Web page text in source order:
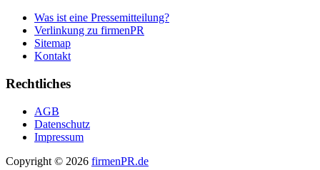
Was ist eine Pressemitteilung?
Verlinkung zu firmenPR
Sitemap
Kontakt
Rechtliches
AGB
Datenschutz
Impressum
Copyright © 2026 firmenPR.de